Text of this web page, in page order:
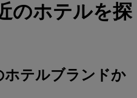
のホテルを探
ホテルブランドか